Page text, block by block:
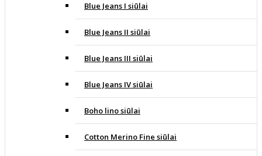
Blue Jeans I siūlai
Blue Jeans II siūlai
Blue Jeans III siūlai
Blue Jeans IV siūlai
Boho lino siūlai
Cotton Merino Fine siūlai